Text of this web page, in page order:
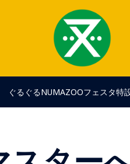
ぐるぐるNUMAZOOフェスタ特